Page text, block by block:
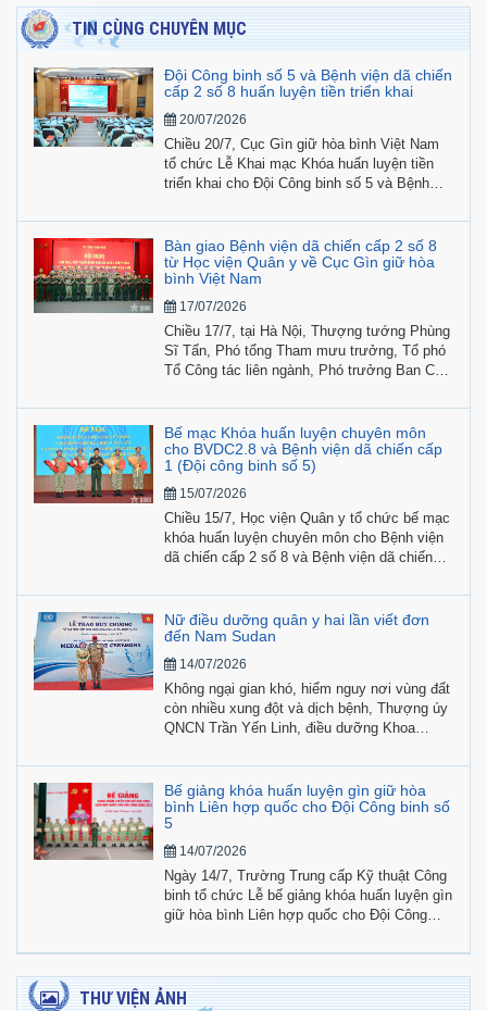
TIN CÙNG CHUYÊN MỤC
Đội Công binh số 5 và Bệnh viện dã chiến
cấp 2 số 8 huấn luyện tiền triển khai
20/07/2026
Chiều 20/7, Cục Gìn giữ hòa bình Việt Nam
tổ chức Lễ Khai mạc Khóa huấn luyện tiền
triển khai cho Đội Công binh số 5 và Bệnh
gìn giữ hòa bình Liên hợp quốc năm 2026.
Bàn giao Bệnh viện dã chiến cấp 2 số 8
từ Học viện Quân y về Cục Gìn giữ hòa
bình Việt Nam
17/07/2026
Chiều 17/7, tại Hà Nội, Thượng tướng Phùng
Sĩ Tấn, Phó tổng Tham mưu trưởng, Tổ phó
Tổ Công tác liên ngành, Phó trưởng Ban Chỉ
gia hoạt động gìn giữ hòa bình Liên hợp quốc
chủ trì hội nghị bàn giao nguyên trạng Bệnh
viện dã chiến cấp 2 số 8 từ Học viện Quân y
về Cục Gìn giữ hòa bình Việt Nam.
Bế mạc Khóa huấn luyện chuyên môn
cho BVDC2.8 và Bệnh viện dã chiến cấp
1 (Đội công binh số 5)
15/07/2026
Chiều 15/7, Học viện Quân y tổ chức bế mạc
khóa huấn luyện chuyên môn cho Bệnh viện
dã chiến cấp 2 số 8 và Bệnh viện dã chiến
động gìn giữ hòa bình Liên hợp quốc.
Nữ điều dưỡng quân y hai lần viết đơn
đến Nam Sudan
14/07/2026
Không ngại gian khó, hiểm nguy nơi vùng đất
còn nhiều xung đột và dịch bệnh, Thượng úy
QNCN Trần Yến Linh, điều dưỡng Khoa
(Quân khu 9), hai lần viết đơn tình nguyện
tham gia lực lượng Phái bộ Gìn giữ hòa bình
Liên hợp quốc.
Bế giảng khóa huấn luyện gìn giữ hòa
bình Liên hợp quốc cho Đội Công binh số
5
14/07/2026
Ngày 14/7, Trường Trung cấp Kỹ thuật Công
binh tổ chức Lễ bế giảng khóa huấn luyện gìn
giữ hòa bình Liên hợp quốc cho Đội Công
THƯ VIỆN ẢNH